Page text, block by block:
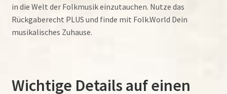
in die Welt der Folkmusik einzutauchen. Nutze das
Rückgaberecht PLUS und finde mit Folk.World Dein
musikalisches Zuhause.
Wichtige Details auf einen